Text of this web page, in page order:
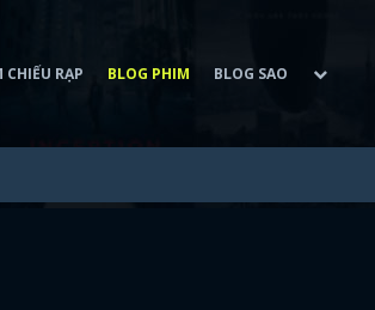
CHIẾU RẠP BLOG PHIM BLOG SAO